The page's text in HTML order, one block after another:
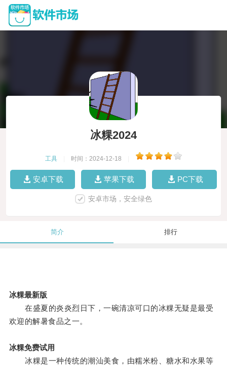
冰粿2024
工具 时间：2024-12-18
安卓下载 苹果下载 PC下载
安卓市场，安全绿色
简介 排行
冰粿最新版
在盛夏的炎炎烈日下，一碗清凉可口的冰粿无疑是最受
欢迎的解暑食品之一。
冰粿免费试用
冰粿是一种传统的潮汕美食，由糯米粉、糖水和水果等